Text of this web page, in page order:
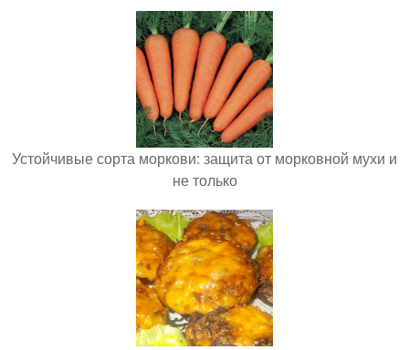
Устойчивые сорта моркови: защита от морковной мухи и
не только